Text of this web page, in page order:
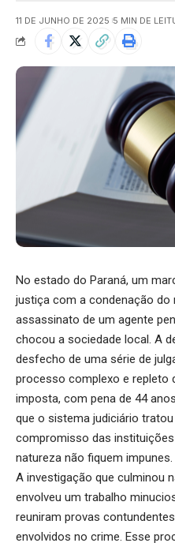
11 DE JUNHO DE 2025 5 MIN DE
No estado do Paraná, um
justiça com a condenação do
assassinato de um agente
chocou a sociedade local. A
desfecho de uma série de
processo complexo e repleto
imposta, com pena de 44
que o sistema judiciário
compromisso das
natureza não fiquem impunes.
A investigação que culminou
envolveu um trabalho
reuniram provas
envolvidos no crime. Esse